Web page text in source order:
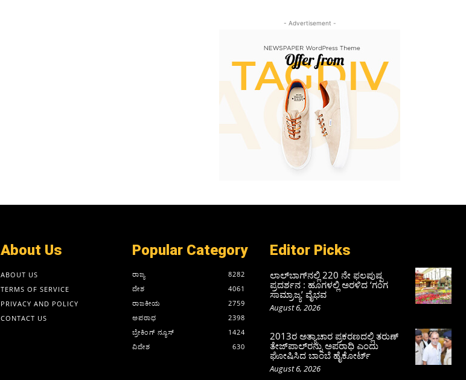
- Advertisement -
About Us
ABOUT US
TERMS OF SERVICE
PRIVACY AND POLICY
CONTACT US
Popular Category
ರಾಜ್ಯ
8282
ದೇಶ
4061
ರಾಜಕೀಯ
2759
ಅಪರಾಧ
2398
ಬ್ರೇಕಿಂಗ್ ನ್ಯೂಸ್
1424
ವಿದೇಶ
630
Editor Picks
ಲಾಲ್‍ಬಾಗ್‍ನಲ್ಲಿ 220 ನೇ ಫಲಪುಷ್ಪ
ಪ್ರದರ್ಶನ : ಹೂಗಳಲ್ಲಿ ಅರಳಿದ ‘ಗಂಗ
ಸಾಮ್ರಾಜ್ಯ’ ವೈಭವ
August 6, 2026
2013ರ ಅತ್ಯಾಚಾರ ಪ್ರಕರಣದಲ್ಲಿ ತರುಣ್
ತೇಜ್‌ಪಾಲ್‌ರನ್ನು ಅಪರಾಧಿ ಎಂದು
ಘೋಷಿಸಿದ ಬಾಂಬೆ ಹೈಕೋರ್ಟ್
August 6, 2026